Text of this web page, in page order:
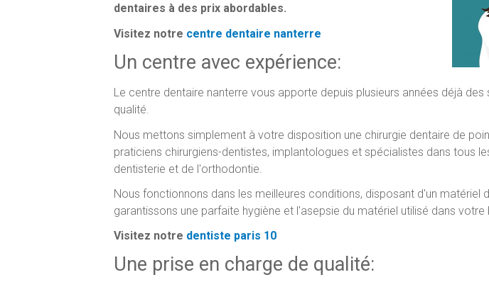
dentaires à des prix abordables.
Visitez notre centre dentaire nanterre
Un centre avec expérience:
Le centre dentaire nanterre vous apporte depuis plusieurs années déjà des
qualité.
Nous mettons simplement à votre disposition une chirurgie dentaire de
praticiens chirurgiens-dentistes, implantologues et spécialistes dans tous
dentisterie et de l'orthodontie.
Nous fonctionnons dans les meilleures conditions, disposant d'un matériel
garantissons une parfaite hygiène et l'asepsie du matériel utilisé dans votre
Visitez notre dentiste paris 10
Une prise en charge de qualité: